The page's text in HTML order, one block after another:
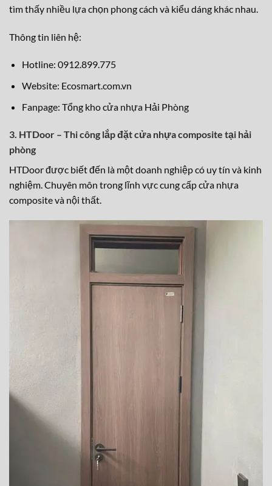
tìm thấy nhiều lựa chọn phong cách và kiểu dáng khác nhau.
Thông tin liên hệ:
Hotline: 0912.899.775
Website: Ecosmart.com.vn
Fanpage: Tổng kho cửa nhựa Hải Phòng
3. HTDoor – Thi công lắp đặt cửa nhựa composite tại hải
phòng
HTDoor được biết đến là một doanh nghiệp có uy tín và kinh
nghiệm. Chuyên môn trong lĩnh vực cung cấp cửa nhựa
composite và nội thất.